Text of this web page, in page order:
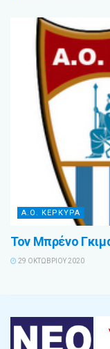
Α.Ο. ΚΕΡΚΥΡΑ
Τον Μπρένο
29 ΟΚΤΩΒΡΊΟΥ 2020